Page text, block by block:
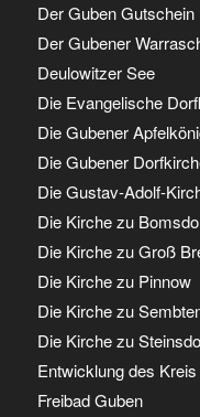
Der Guben Gutschein
Der Gubener
Deulowitzer See
Die Evangelische
Die Gubener
Die Gubener
Die Gustav-Adolf-
Die Kirche zu
Die Kirche zu Groß
Die Kirche zu Pinnow
Die Kirche zu
Die Kirche zu
Entwicklung des
Freibad Guben